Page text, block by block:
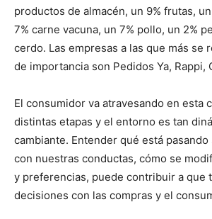
productos de almacén, un 9% frutas,
7% carne vacuna, un 7% pollo, un 2%
cerdo. Las empresas a las que más se
de importancia son Pedidos Ya, Rappi,
El consumidor va atravesando en esta
distintas etapas y el entorno es tan
cambiante. Entender qué está pasando
con nuestras conductas, cómo se
y preferencias, puede contribuir a que
decisiones con las compras y el